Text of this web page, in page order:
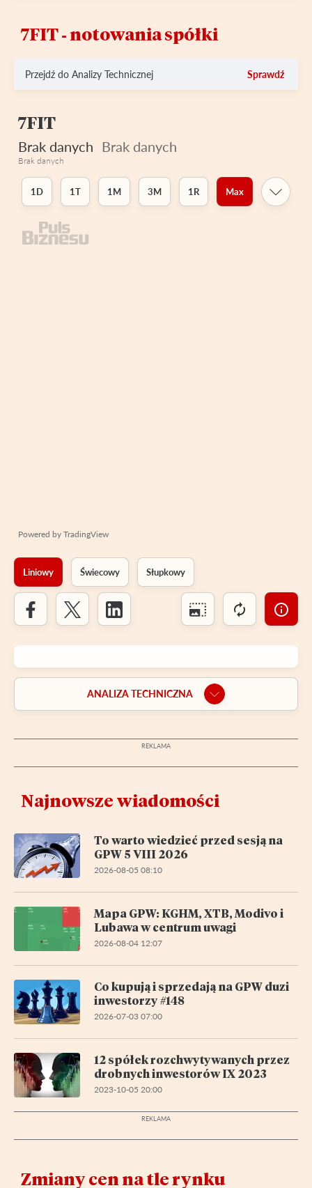
7FIT ‑ notowania spółki
Przejdź do Analizy Technicznej Sprawdź
7FIT
Brak danych Brak danych
Brak danych
1D 1T 1M 3M 1R Max
Powered by TradingView
Liniowy Świecowy Słupkowy
ANALIZA TECHNICZNA
Najnowsze wiadomości
To warto wiedzieć przed sesją na
GPW 5 VIII 2026
2026-08-05 08:10
Mapa GPW: KGHM, XTB, Modivo i
Lubawa w centrum uwagi
2026-08-04 12:07
Co kupują i sprzedają na GPW duzi
inwestorzy #148
2026-07-03 07:00
12 spółek rozchwytywanych przez
drobnych inwestorów IX 2023
2023-10-05 20:00
Zmiany cen na tle rynku